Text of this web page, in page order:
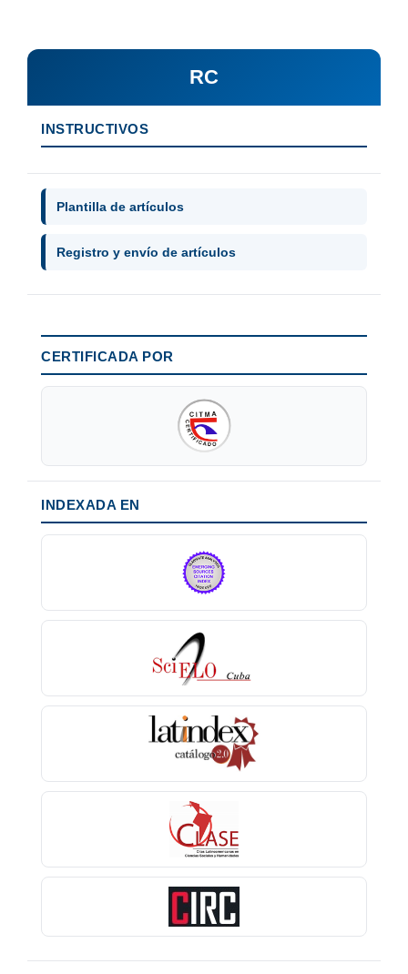
RC
INSTRUCTIVOS
Plantilla de artículos
Registro y envío de artículos
CERTIFICADA POR
INDEXADA EN